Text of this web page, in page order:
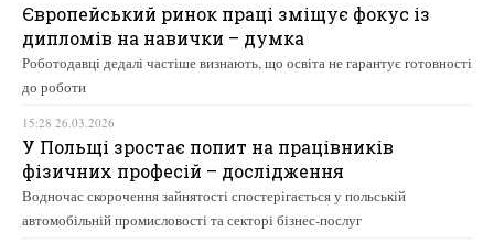
Європейський ринок праці зміщує фокус із
дипломів на навички – думка
Роботодавці дедалі частіше визнають, що освіта не гарантує готовності
до роботи
15:28 26.03.2026
У Польщі зростає попит на працівників
фізичних професій – дослідження
Водночас скорочення зайнятості спостерігається у польській
автомобільній промисловості та секторі бізнес-послуг